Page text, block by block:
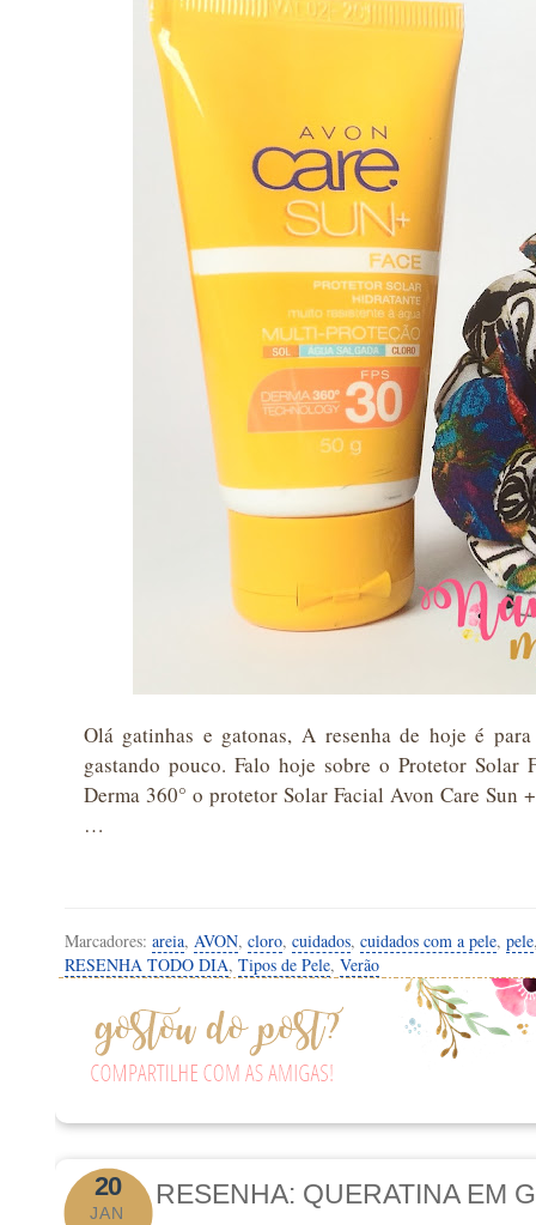
Olá gatinhas e gatonas, A resenha de hoje é
gastando pouco. Falo hoje sobre o Protetor
Derma 360° o protetor Solar Facial Avon Care
…
Marcadores: areia, AVON, cloro, cuidados, cuidados com a pele, pele
RESENHA TODO DIA, Tipos de Pele, Verão
20
JAN
RESENHA: QUERATINA EM